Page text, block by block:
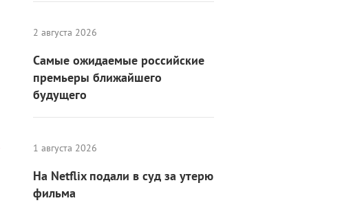
2 августа 2026
Самые ожидаемые российские
премьеры ближайшего
будущего
1 августа 2026
На Netflix подали в суд за утерю
фильма